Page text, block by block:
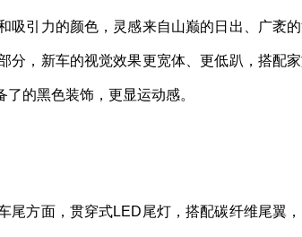
吸引力的颜色，灵感来自山巅的日出、广袤
分，新车的视觉效果更宽体、更低趴，搭配
的黑色装饰，更显运动感。
方面，贯穿式LED尾灯，搭配碳纤维尾翼